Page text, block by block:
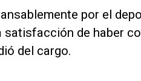
por el
satisfacción de haber
del cargo.